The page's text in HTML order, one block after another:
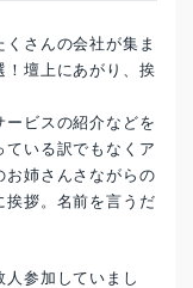
さんの会社が集ま
！壇上にあがり、挨
ビスの紹介などを
いる訳でもなくア
お姉さんさながらの
挨拶。名前を言うだ
参加していまし